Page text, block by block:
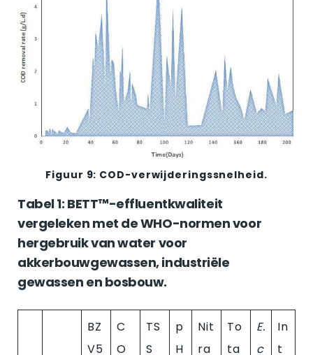
Figuur 9: COD-verwijderingssnelheid.
Tabel 1: BETT™-effluentkwaliteit
vergeleken met de WHO-normen voor
hergebruik van water voor
akkerbouwgewassen, industriële
gewassen en bosbouw.
BZ
V5
C
O
TS
S
p
H
Nit
ra
To
ta
E.
c
In
t